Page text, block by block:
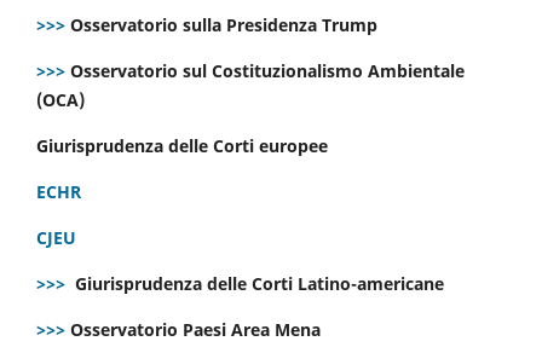
>>> Osservatorio sulla Presidenza Trump
>>> Osservatorio sul Costituzionalismo Ambientale
(OCA)
Giurisprudenza delle Corti europee
ECHR
CJEU
>>> Giurisprudenza delle Corti Latino-americane
>>> Osservatorio Paesi Area Mena